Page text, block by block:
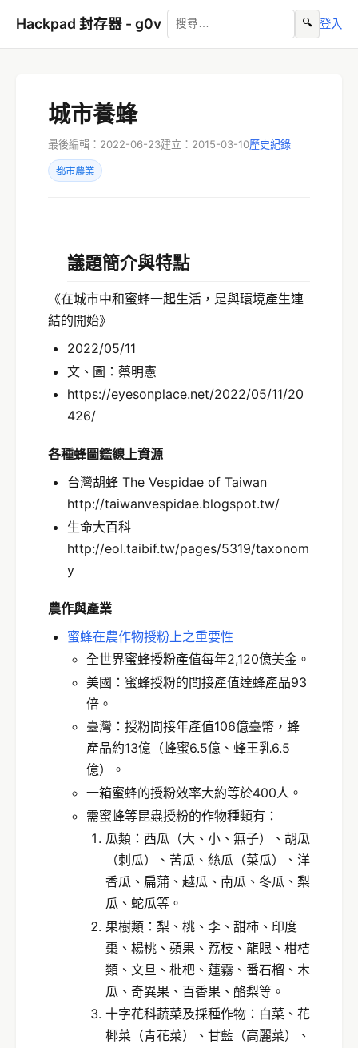
Hackpad 封存器 - g0v 🔍 登入
城市養蜂
最後編輯：2022-06-23建立：2015-03-10歷史紀錄
都市農業
議題簡介與特點
《在城市中和蜜蜂一起生活，是與環境產生連
結的開始》
2022/05/11
文、圖：蔡明憲
https://eyesonplace.net/2022/05/11/20
426/
各種蜂圖鑑線上資源
台灣胡蜂 The Vespidae of Taiwan
http://taiwanvespidae.blogspot.tw/
生命大百科
http://eol.taibif.tw/pages/5319/taxonom
y
農作與產業
蜜蜂在農作物授粉上之重要性
全世界蜜蜂授粉產值每年2,120億美金。
美國：蜜蜂授粉的間接產值達蜂產品93
倍。
臺灣：授粉間接年產值106億臺幣，蜂
產品約13億（蜂蜜6.5億、蜂王乳6.5
億）。
一箱蜜蜂的授粉效率大約等於400人。
需蜜蜂等昆蟲授粉的作物種類有：
瓜類：西瓜（大、小、無子）、胡瓜
（刺瓜）、苦瓜、絲瓜（菜瓜）、洋
香瓜、扁蒲、越瓜、南瓜、冬瓜、梨
瓜、蛇瓜等。
果樹類：梨、桃、李、甜柿、印度
棗、楊桃、蘋果、荔枝、龍眼、柑桔
類、文旦、枇杷、蓮霧、番石榴、木
瓜、奇異果、百香果、酪梨等。
十字花科蔬菜及採種作物：白菜、花
椰菜（青花菜）、甘藍（高麗菜）、